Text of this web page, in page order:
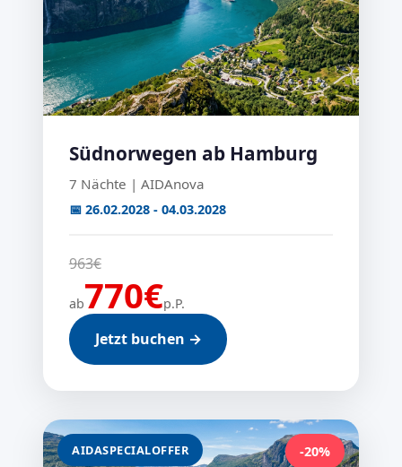
Südnorwegen ab Hamburg
7 Nächte | AIDAnova
📅 26.02.2028 - 04.03.2028
963€
ab770€p.P.
Jetzt buchen →
AIDASPECIALOFFER -20%